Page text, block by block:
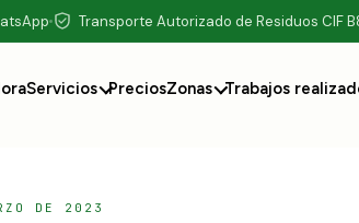
Transporte Autorizado de Residuos CIF
Servicios PreciosZonas Trabajos
DE 2023